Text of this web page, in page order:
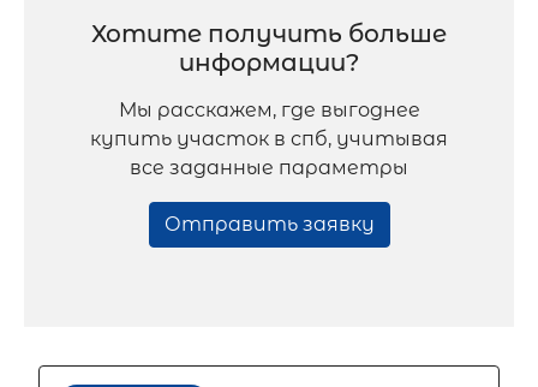
Хотите получить больше
информации?
Мы расскажем, где выгоднее
купить участок в спб, учитывая
все заданные параметры
Отправить заявку